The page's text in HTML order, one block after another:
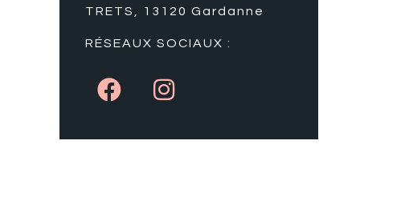
TRETS, 13120 Gardanne
RÉSEAUX SOCIAUX :